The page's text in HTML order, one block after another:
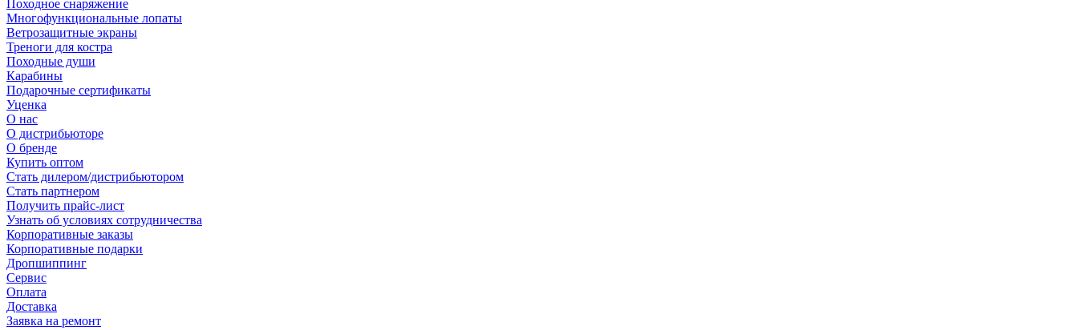
Походное снаряжение
Многофункциональные лопаты
Ветрозащитные экраны
Треноги для костра
Походные души
Карабины
Подарочные сертификаты
Уценка
О нас
О дистрибьюторе
О бренде
Купить оптом
Стать дилером/дистрибьютором
Стать партнером
Получить прайс-лист
Узнать об условиях сотрудничества
Корпоративные заказы
Корпоративные подарки
Дропшиппинг
Сервис
Оплата
Доставка
Заявка на ремонт